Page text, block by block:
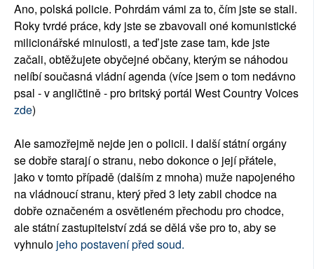
Ano, polská policie. Pohrdám vámi za to, čím jste se stali.
Roky tvrdé práce, kdy jste se zbavovali oné komunistické
milicionářské minulosti, a teď jste zase tam, kde jste
začali, obtěžujete obyčejné občany, kterým se náhodou
nelíbí současná vládní agenda (více jsem o tom nedávno
psal - v angličtině - pro britský portál West Country Voices
zde)
Ale samozřejmě nejde jen o policii. I další státní orgány
se dobře starají o stranu, nebo dokonce o její přátele,
jako v tomto případě (dalším z mnoha) muže napojeného
na vládnoucí stranu, který před 3 lety zabil chodce na
dobře označeném a osvětleném přechodu pro chodce,
ale státní zastupitelství zdá se dělá vše pro to, aby se
vyhnulo jeho postavení před soud.